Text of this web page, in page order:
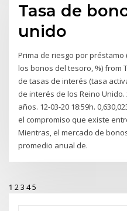
Tasa de
unido
Prima de riesgo por
los bonos del tesoro, %) from
de tasas de interés (tasa
de interés de los Reino Unido.
años. 12-03-20 18:59h.
el compromiso que existe
Mientras, el mercado de
promedio anual de.
1 23 45